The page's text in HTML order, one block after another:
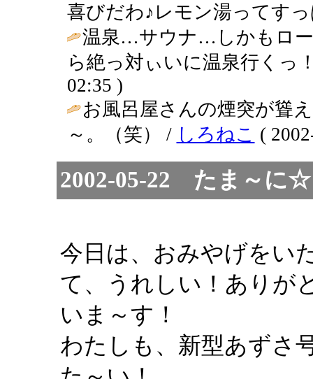
喜びだわ♪レモン湯ってす
温泉…サウナ…しかもロ
ら絶っ対ぃいに温泉行くっ
02:35 )
お風呂屋さんの煙突が聳
～。（笑） / しろねこ (
2002-05-22 たま～に
今日は、おみやげをい
て、うれしい！ありが
いま～す！
わたしも、新型あずさ